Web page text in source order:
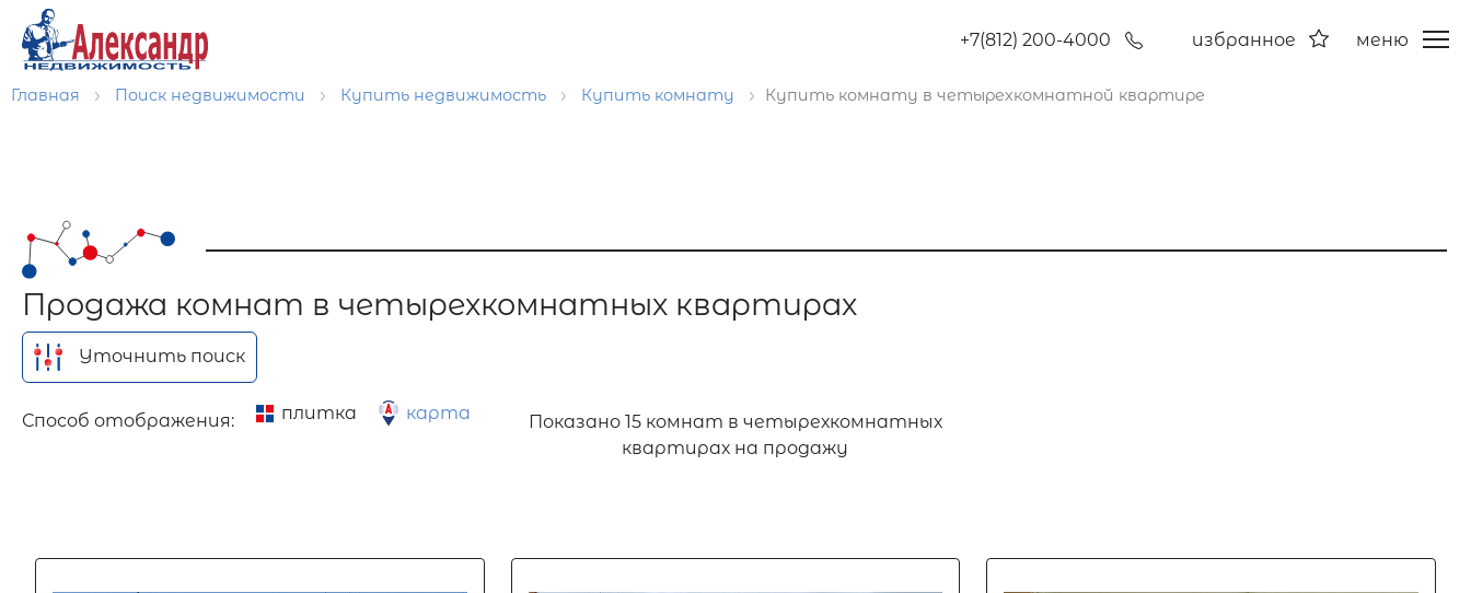
+7(812) 200-4000 избранное меню
Главная Поиск недвижимости Купить недвижимость Купить комнату Купить комнату в четырехкомнатной квартире
Продажа комнат в четырехкомнатных квартирах
Уточнить поиск
Способ отображения: плитка карта Показано 15 комнат в четырехкомнатных
квартирах на продажу